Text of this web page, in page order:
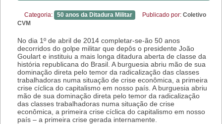
Categoria: 50 anos da Ditadura Militar Publicado por: Coletivo
CVM
No dia 1º de abril de 2014 completar-se-ão 50 anos
decorridos do golpe militar que depôs o presidente João
Goulart e instituiu a mais longa ditadura aberta de classe da
história republicana do Brasil. A burguesia abriu mão de sua
dominação direta pelo temor da radicalização das classes
trabalhadoras numa situação de crise econômica, a primeira
crise cíclica do capitalismo em nosso país. A burguesia abriu
mão de sua dominação direta pelo temor da radicalização
das classes trabalhadoras numa situação de crise
econômica, a primeira crise cíclica do capitalismo em nosso
país – a primeira crise gerada internamente.